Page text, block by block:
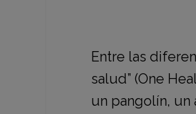
Entre las
salud” (One
un pangolín, un